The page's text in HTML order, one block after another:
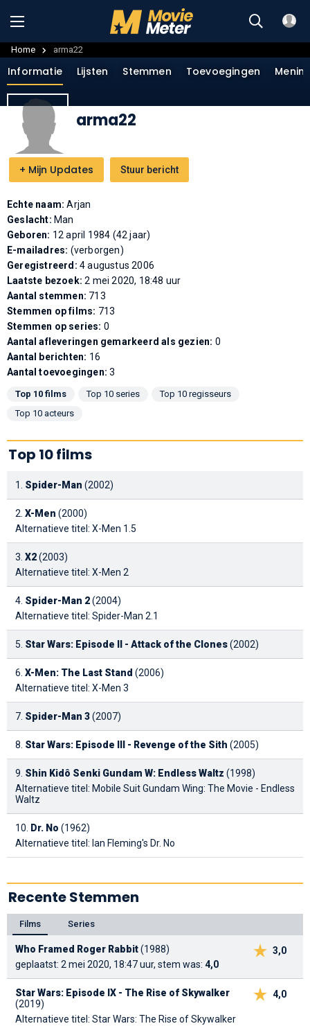
Home arma22
+ Mijn Updates Stuur bericht
Informatie Lijsten Stemmen Toevoegingen
arma22
Echte naam:Arjan
Geslacht: Man
Geboren: 12 april 1984 (42 jaar)
E-mailadres: (verborgen)
Geregistreerd: 4 augustus 2006
Laatste bezoek:2 mei 2020, 18:48 uur
Aantal stemmen: 713
Stemmen op films: 713
Stemmen op series: 0
Aantal afleveringen gemarkeerd als gezien: 0
Aantal berichten: 16
Aantal toevoegingen:3
Top 10 films Top 10 series
Top 10 regisseurs
Top 10 acteurs
Top 10 films
1. Spider-Man (2002)
2. X-Men (2000)
Alternatieve titel: X-Men 1.5
3. X2(2003)
Alternatieve titel: X-Men 2
4. Spider-Man 2(2004)
Alternatieve titel: Spider-Man 2.1
5. Star Wars: Episode II - Attack of the Clones(2002)
6. X-Men: The Last Stand (2006)
Alternatieve titel: X-Men 3
7. Spider-Man 3(2007)
8. Star Wars: Episode III - Revenge of the Sith (2005)
9. Shin Kidô Senki Gundam W: Endless Waltz (1998)
Alternatieve titel: Mobile Suit Gundam Wing: The Movie - Endless
Waltz
10. Dr. No (1962)
Alternatieve titel: Ian Fleming's Dr. No
Recente Stemmen
Films Series
3,0
Who Framed Roger Rabbit(1988)
geplaatst: 2 mei 2020, 18:47 uur, stem was: 4,0
4,0
Star Wars: Episode IX - The Rise of Skywalker
(2019)
Alternatieve titel: Star Wars: The Rise of Skywalker